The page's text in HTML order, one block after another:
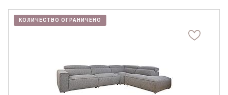
КОЛИЧЕСТВО ОГРАНИЧЕНО